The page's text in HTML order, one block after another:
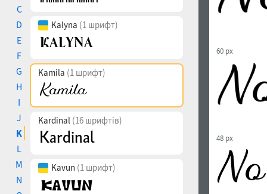
C
D
E
F
G
H
I
J
K
L
M
N
Kalyna (1 шрифт)
Kamila (1 шрифт)
Kardinal (16 шрифтів)
Kavun (1 шрифт)
60 px
48 px